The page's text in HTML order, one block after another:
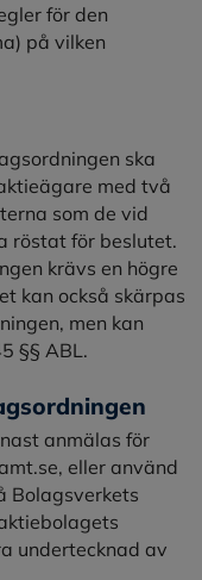
för den
på vilken
ska
med två
som de vid
röstat för beslutet.
krävs en högre
kan också skärpas
men kan
§§ ABL.
anmälas för
eller använd
Bolagsverkets
undertecknad av